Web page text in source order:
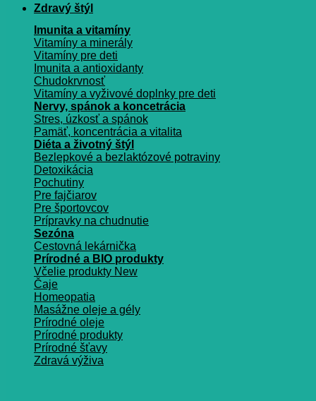
Zdravý štýl
Imunita a vitamíny
Vitamíny a minerály
Vitamíny pre deti
Imunita a antioxidanty
Chudokrvnosť
Vitamíny a vyživové doplnky pre deti
Nervy, spánok a koncetrácia
Stres, úzkosť a spánok
Pamäť, koncentrácia a vitalita
Diéta a životný štýl
Bezlepkové a bezlaktózové potraviny
Detoxikácia
Pochutiny
Pre fajčiarov
Pre športovcov
Prípravky na chudnutie
Sezóna
Cestovná lekárnička
Prírodné a BIO produkty
Včelie produkty
Čaje
Homeopatia
Masážne oleje a gély
Prírodné oleje
Prírodné produkty
Prírodné šťavy
Zdravá výživa